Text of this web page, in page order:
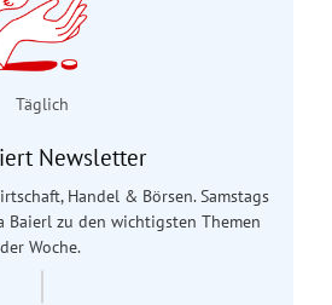
Täglich
Newsletter
Handel & Börsen. Samstags
Baierl zu den wichtigsten Themen
der Woche.